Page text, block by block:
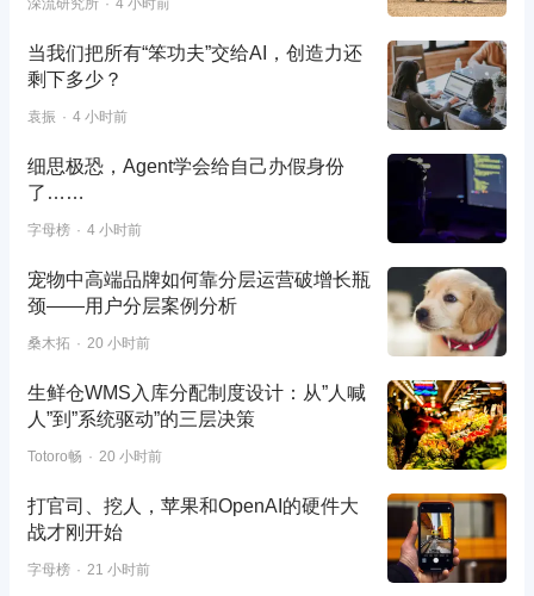
深流研究所 4 小时前
当我们把所有“笨功夫”交给AI，创造力还
剩下多少？
袁振 4 小时前
细思极恐，Agent学会给自己办假身份
了……
字母榜 4 小时前
宠物中高端品牌如何靠分层运营破增长瓶
颈——用户分层案例分析
桑木拓 20 小时前
生鲜仓WMS入库分配制度设计：从”人喊
人”到”系统驱动”的三层决策
Totoro畅 20 小时前
打官司、挖人，苹果和OpenAI的硬件大
战才刚开始
字母榜 21 小时前